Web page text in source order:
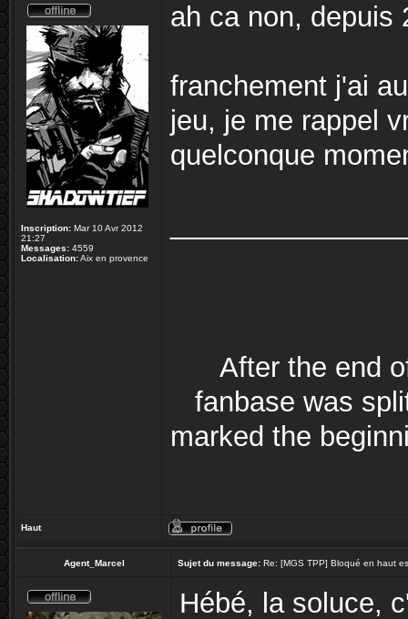
Inscription: Mar 10 Avr 2012
21:27
Messages: 4559
Localisation:Aix en provence
ah ca non, depuis
franchement j'ai
jeu, je me rappel
quelconque
After the end
fanbase was
marked the
Haut
Agent_Marcel Sujet du message: Re: [MGS TPP] Bloqué en haut
Hébé, la soluce,